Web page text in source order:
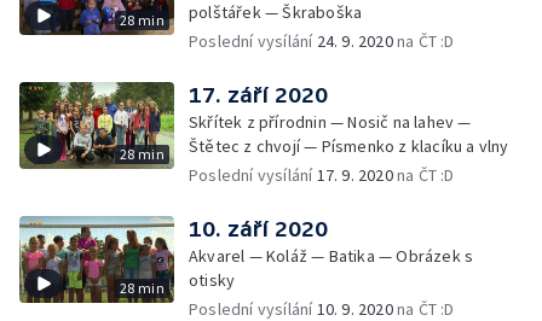
28 min
polštářek — Škraboška
Poslední vysílání 24. 9. 2020na ČT :D
28 min
17. září 2020
Skřítek z přírodnin — Nosič na lahev —
Štětec z chvojí — Písmenko z klacíku a vlny
Poslední vysílání17. 9. 2020na ČT :D
28 min
10. září 2020
Akvarel — Koláž — Batika — Obrázek s
otisky
Poslední vysílání10. 9. 2020na ČT :D